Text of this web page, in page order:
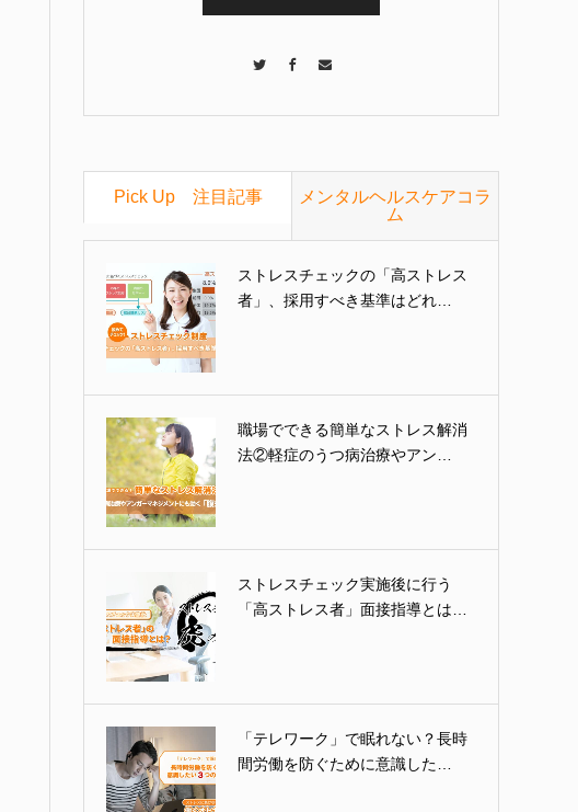
Pick Up 注目記事
メンタルヘルスケアコラ
ム
ストレスチェックの「高ストレス
者」、採用すべき基準はどれ…
職場でできる簡単なストレス解消
法②軽症のうつ病治療やアン…
ストレスチェック実施後に行う
「高ストレス者」面接指導とは…
「テレワーク」で眠れない？長時
間労働を防ぐために意識した…